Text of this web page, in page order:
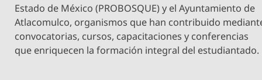
Estado de México (PROBOSQUE) y el Ayuntamiento de
Atlacomulco, organismos que han contribuido
convocatorias, cursos, capacitaciones y conferencias
que enriquecen la formación integral del estudiantado.